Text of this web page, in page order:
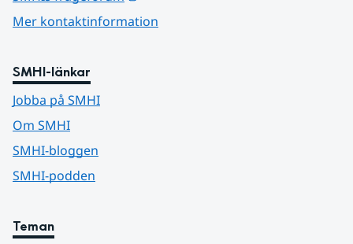
Mer kontaktinformation
SMHI-länkar
Jobba på SMHI
Om SMHI
SMHI-bloggen
SMHI-podden
Teman